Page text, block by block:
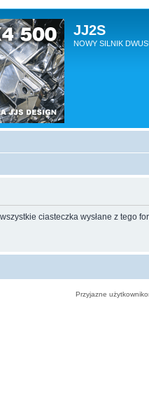
JJ2S
NOWY SILNIK
ciasteczka wysłane z tego
Przyjazne